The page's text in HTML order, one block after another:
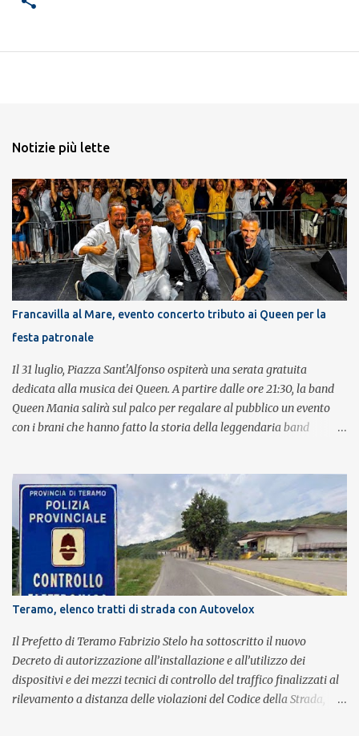
Notizie più lette
Francavilla al Mare, evento concerto tributo ai Queen per la
festa patronale
Il 31 luglio, Piazza Sant'Alfonso ospiterà una serata gratuita
dedicata alla musica dei Queen. A partire dalle ore 21:30, la band
Queen Mania salirà sul palco per regalare al pubblico un evento
con i brani che hanno fatto la storia della leggendaria band
con grande successo la passione e l'energia del celebre gruppo. Lo
spettacolo si inserisce nell'ambito dei festeggiamenti in onore di
Sant'Alfonso, il santo patrono della città. La formazione sul palco è
composta da Simone Fortuna alla batteria e voce, Fabrizio
Palermo al basso e voce, Tiziano Giampieri alla chitarra e voce, e
Salvo Vinci alla voce. Salvo Vinci è la voce scelta direttamente da
Brian May e Roger Taylor per il musical We Will Rock You.
Teramo, elenco tratti di strada con Autovelox
Il Prefetto di Teramo Fabrizio Stelo ha sottoscritto il nuovo
Decreto di autorizzazione all’installazione e all’utilizzo dei
dispositivi e dei mezzi tecnici di controllo del traffico finalizzati al
rilevamento a distanza delle violazioni del Codice della Strada,